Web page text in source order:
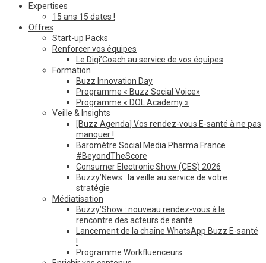
Expertises
15 ans 15 dates !
Offres
Start-up Packs
Renforcer vos équipes
Le Digi’Coach au service de vos équipes
Formation
Buzz Innovation Day
Programme « Buzz Social Voice»
Programme « DOL Academy »
Veille & Insights
[Buzz Agenda] Vos rendez-vous E-santé à ne pas
manquer !
Baromètre Social Media Pharma France
#BeyondTheScore
Consumer Electronic Show (CES) 2026
Buzzy’News : la veille au service de votre
stratégie
Médiatisation
Buzzy’Show : nouveau rendez-vous à la
rencontre des acteurs de santé
Lancement de la chaîne WhatsApp Buzz E-santé
!
Programme Workfluenceurs